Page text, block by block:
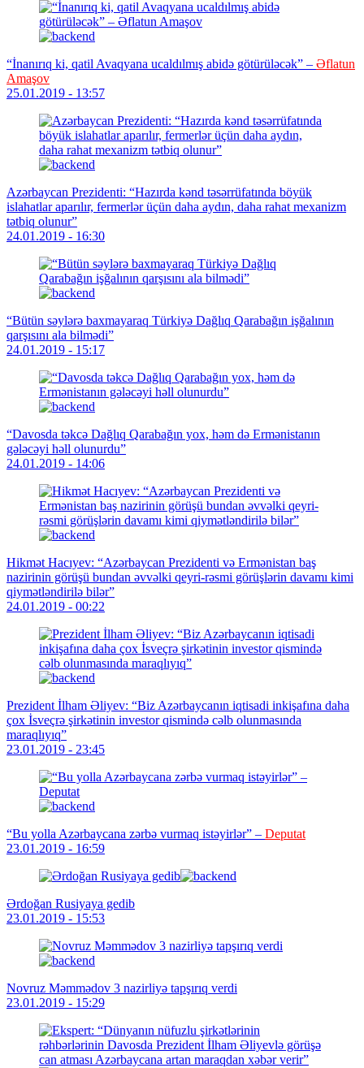
“İnanırıq ki, qatil Avaqyana ucaldılmış abidə götürüləcək” – Əflatun
Amaşov
25.01.2019 - 13:57
Azərbaycan Prezidenti: “Hazırda kənd təsərrüfatında böyük
islahatlar aparılır, fermerlər üçün daha aydın, daha rahat mexanizm
tətbiq olunur”
24.01.2019 - 16:30
“Bütün səylərə baxmayaraq Türkiyə Dağlıq Qarabağın işğalının
qarşısını ala bilmədi”
24.01.2019 - 15:17
“Davosda təkcə Dağlıq Qarabağın yox, həm də Ermənistanın
gələcəyi həll olunurdu”
24.01.2019 - 14:06
Hikmət Hacıyev: “Azərbaycan Prezidenti və Ermənistan baş
nazirinin görüşü bundan əvvəlki qeyri-rəsmi görüşlərin davamı kimi
qiymətləndirilə bilər”
24.01.2019 - 00:22
Prezident İlham Əliyev: “Biz Azərbaycanın iqtisadi inkişafına daha
çox İsveçrə şirkətinin investor qismində cəlb olunmasında
maraqlıyıq”
23.01.2019 - 23:45
“Bu yolla Azərbaycana zərbə vurmaq istəyirlər” – Deputat
23.01.2019 - 16:59
Ərdoğan Rusiyaya gedib
23.01.2019 - 15:53
Novruz Məmmədov 3 nazirliyə tapşırıq verdi
23.01.2019 - 15:29